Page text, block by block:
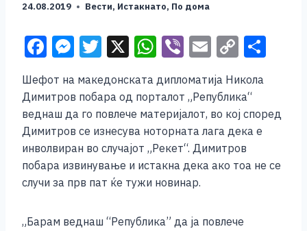
24.08.2019 Вести, Истакнато, По дома
F
c
e
b
o
o
M
ss
e
n
g
er
T
tt
er
X W
at
s
A
p
p
Vi
er
E
m
ai
l
C
p
y
Li
n
k
e
Шефот на македонската дипломатија Никола
Димитров побара од порталот „Република“
веднаш да го повлече материјалот, во кој според
Димитров се изнесува ноторната лага дека е
инволвиран во случајот „Рекет“. Димитров
побара извинување и истакна дека ако тоа не се
случи за прв пат ќе тужи новинар.
„Барам веднаш “Република” да ја повлече